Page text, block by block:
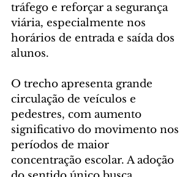
tráfego e reforçar a segurança
viária, especialmente nos
horários de entrada e saída dos
alunos.
O trecho apresenta grande
circulação de veículos e
pedestres, com aumento
significativo do movimento nos
períodos de maior
concentração escolar. A adoção